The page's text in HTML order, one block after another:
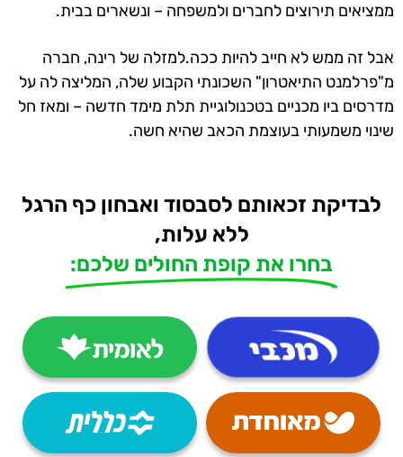
ממציאים תירוצים לחברים ולמשפחה – ונשארים בבית.
אבל זה ממש לא חייב להיות ככה.למזלה של רינה, חברה
מ"פרלמנט התיאטרון" השכונתי הקבוע שלה, המליצה לה על
מדרסים ביו מכניים בטכנולוגיית תלת מימד חדשה – ומאז חל
שינוי משמעותי בעוצמת הכאב שהיא חשה.
לבדיקת זכאותם לסבסוד ואבחון כף הרגל
ללא עלות,
בחרו את קופת החולים שלכם: